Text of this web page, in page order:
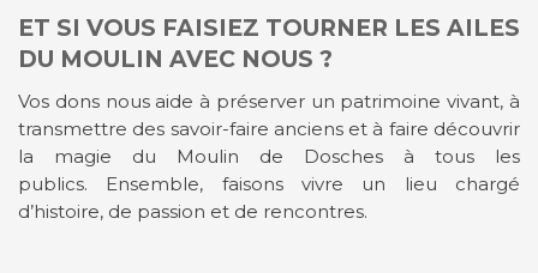
ET SI VOUS FAISIEZ TOURNER LES AILES
DU MOULIN AVEC NOUS ?
Vos dons nous aide à préserver un patrimoine vivant, à
transmettre des savoir-faire anciens et à faire découvrir
la magie du Moulin de Dosches à tous les
publics. Ensemble, faisons vivre un lieu chargé
d’histoire, de passion et de rencontres.